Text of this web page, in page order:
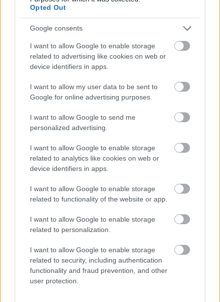
Opted Out
Google consents
I want to allow Google to enable storage
related to advertising like cookies on web or
device identifiers in apps.
I want to allow my user data to be sent to
Google for online advertising purposes.
I want to allow Google to send me
personalized advertising.
I want to allow Google to enable storage
related to analytics like cookies on web or
device identifiers in apps.
I want to allow Google to enable storage
related to functionality of the website or app.
I want to allow Google to enable storage
related to personalization.
I want to allow Google to enable storage
related to security, including authentication
functionality and fraud prevention, and other
user protection.
Χρησιμοποιείς Google passkeys για τους κωδικούς σου;
Και όμως μπορούν να τους κλέψουν